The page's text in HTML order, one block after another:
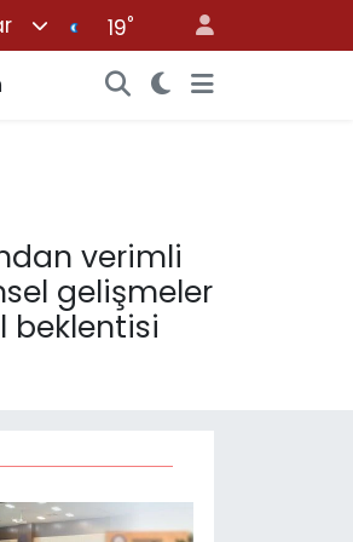
19°
verimli
gelişmeler
beklentisi